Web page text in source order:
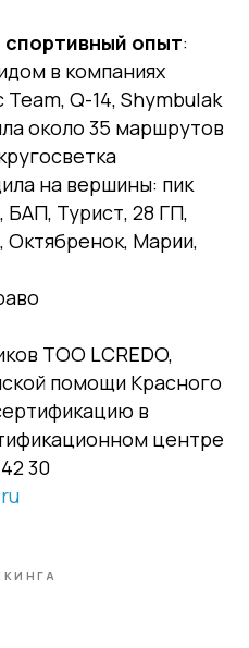
опыт:
в компаниях
Q-14, Shymbulak
около 35 маршрутов
на вершины: пик
Турист, 28 ГП,
Октябренок, Марии,
ТОО LCREDO,
помощи Красного
в
центре
30